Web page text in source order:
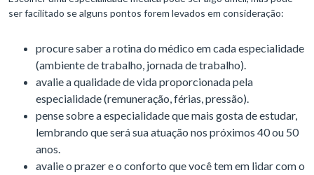
ser facilitado se alguns pontos forem levados em consideração:
procure saber a rotina do médico em cada especialidade
(ambiente de trabalho, jornada de trabalho).
avalie a qualidade de vida proporcionada pela
especialidade (remuneração, férias, pressão).
pense sobre a especialidade que mais gosta de estudar,
lembrando que será sua atuação nos próximos 40 ou 50
anos.
avalie o prazer e o conforto que você tem em lidar com o